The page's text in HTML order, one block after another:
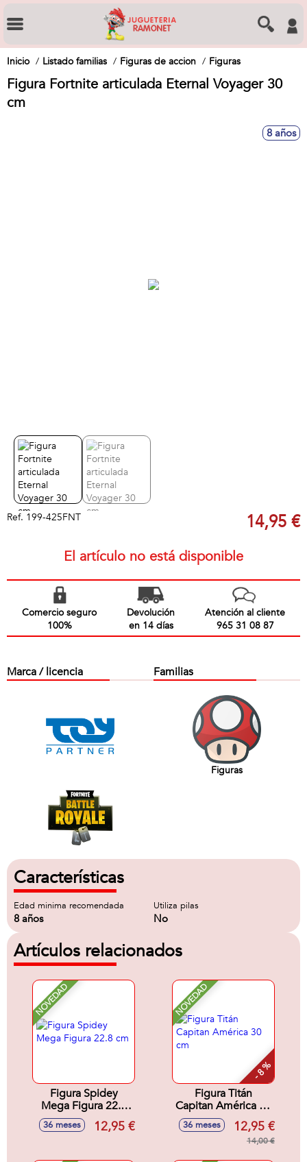
Inicio Listado familias Figuras de accion Figuras
Figura Fortnite articulada Eternal Voyager 30
cm
8 años
Ref. 199-425FNT 14,95 €
El artículo no está disponible
Comercio seguro
100%
Devolución
en 14 días
Atención al cliente
965 31 08 87
Marca / licencia Familias
Figuras
Características
Edad minima recomendada
8 años
Utiliza pilas
No
Artículos relacionados
NOVEDAD
Figura Spidey
Mega Figura 22.8
cm
36 meses 12,95 €
NOVEDAD
- 8 %
Figura Titán
Capitan América 30
cm
36 meses 12,95 €
14,00 €